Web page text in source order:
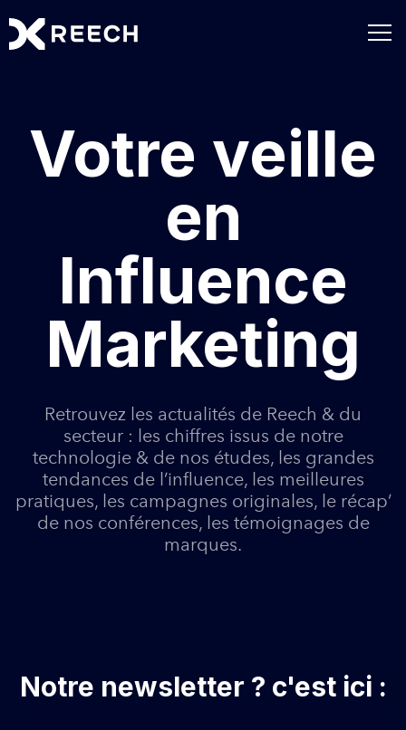
Votre veille
en
Influence
Marketing
Retrouvez les actualités de Reech & du
secteur : les chiffres issus de notre
technologie & de nos études, les grandes
tendances de l’influence, les meilleures
pratiques, les campagnes originales, le récap’
de nos conférences, les témoignages de
marques.
Notre newsletter ? c'est ici :